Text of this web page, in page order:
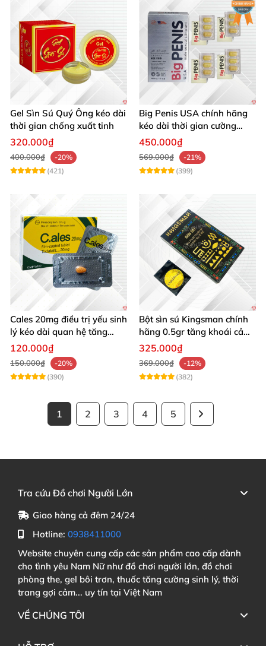
Gel Sìn Sú Quý Ông kéo dài
thời gian chống xuất tinh
320.000₫
400.000₫
-20%
(421)
Big Penis USA chính hãng
kéo dài thời gian cường
dương chống xuất tinh sớm
hộp 12 viên
450.000₫
569.000₫
-21%
(399)
Cales 20mg điều trị yếu sinh
lý kéo dài quan hệ tăng
cường cương dương
120.000₫
150.000₫
-20%
(390)
Bột sìn sú Kingsman chính
hãng 0.5gr tăng khoái cảm
kéo dài
325.000₫
369.000₫
-12%
(382)
1 2 3 4 5
Tra cứu Đồ chơi Người Lớn
Giao hàng cả đêm 24/24
Hotline: 0938411000
Website chuyên cung cấp các sản phẩm cao cấp dành
cho tình yêu Nam Nữ như đồ chơi người lớn, đồ chơi
phòng the, gel bôi trơn, thuốc tăng cường sinh lý, thời
trang gợi cảm... uy tín tại Việt Nam
VỀ CHÚNG TÔI